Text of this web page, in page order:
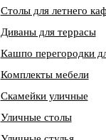
Столы для летнего
Диваны для террасы
Кашпо перегородки
Комплекты мебели
Скамейки уличные
Уличные столы